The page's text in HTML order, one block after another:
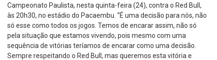
Campeonato Paulista, nesta quinta-feira (24), contra o Red Bull,
às 20h30, no estádio do Pacaembu. “É uma decisão para nós, não
só esse como todos os jogos. Temos de encarar assim, não só
pela situação que estamos vivendo, pois mesmo com uma
sequência de vitórias teríamos de encarar como uma decisão.
Sempre respeitando o Red Bull, mas queremos esta vitória e